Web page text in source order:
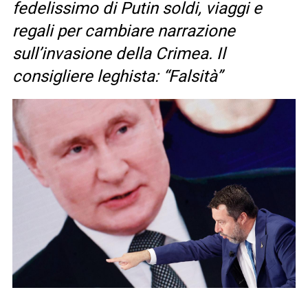
fedelissimo di Putin soldi, viaggi e
regali per cambiare narrazione
sull’invasione della Crimea. Il
consigliere leghista: “Falsità”